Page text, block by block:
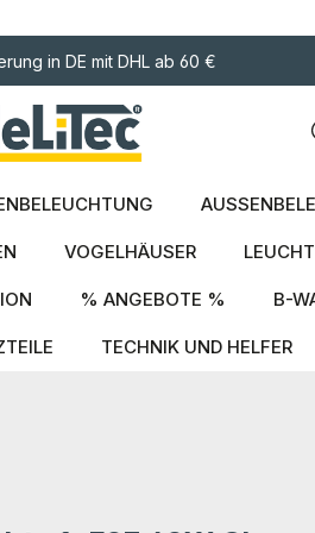
in DE mit DHL ab 60 €
VOGELHÄUSER
% ANGEBOTE % B-
TECHNIK UND HELFER